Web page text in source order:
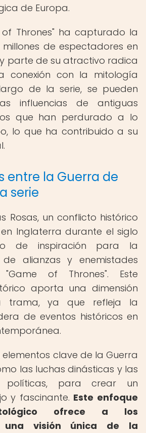
de Europa.
of Thrones" ha capturado la
de espectadores en
parte de su atractivo radica
conexión con la mitología
de la serie, se pueden
influencias de antiguas
que han perdurado a lo
lo que ha contribuido a su
entre la Guerra de
serie
Rosas, un conflicto histórico
Inglaterra durante el siglo
de inspiración para la
alianzas y enemistades
of Thrones". Este
aporta una dimensión
trama, ya que refleja la
de eventos históricos en
clave de la Guerra
las luchas dinásticas y las
políticas, para crear un
y fascinante. Este enfoque
ofrece a los
una visión única de la